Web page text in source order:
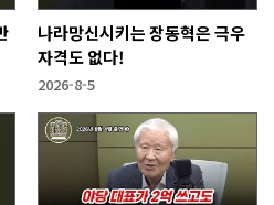
나라망신시키는 장동혁은 극우
자격도 없다!
2026-8-5